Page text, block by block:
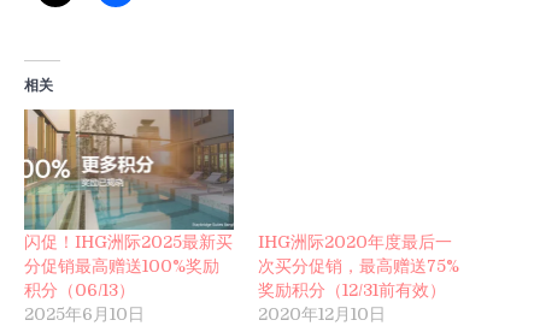
相关
闪促！IHG洲际2025最新买
分促销最高赠送100%奖励
积分（06/13）
2025年6月10日
IHG洲际2020年度最后一
次买分促销，最高赠送75%
奖励积分（12/31前有效）
2020年12月10日